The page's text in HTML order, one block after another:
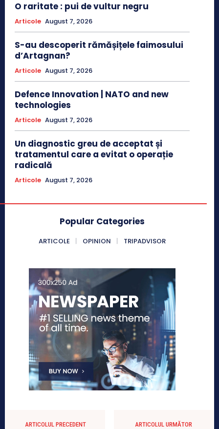
O raritate : pui de vultur negru
Articole August 7, 2026
S-au descoperit rămășițele faimosului
d’Artagnan?
Articole August 7, 2026
Defence Innovation | NATO and new
technologies
Articole August 7, 2026
Un diagnostic greu de acceptat și
tratamentul care a evitat o operație
radicală
Articole August 7, 2026
Popular Categories
ARTICOLE OPINION TRIPADVISOR
ARTICOLUL PRECEDENT ARTICOLUL URMĂTOR